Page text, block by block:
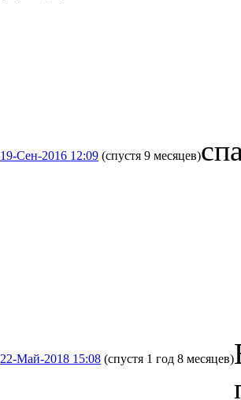
19-Сен-2016 12:09 (спустя 9 месяцев)
22-Май-2018 15:08 (спустя 1 год 8 месяцев)